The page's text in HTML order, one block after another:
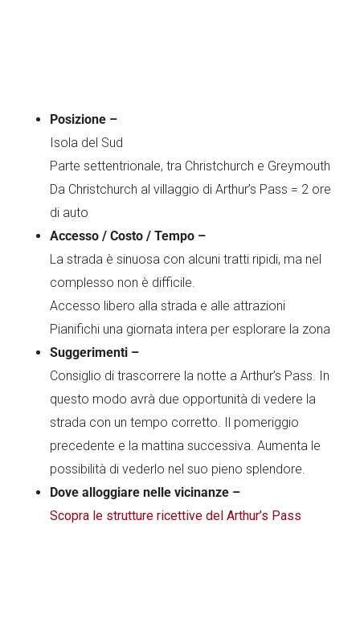
Posizione –
Isola del Sud
Parte settentrionale, tra Christchurch e Greymouth
Da Christchurch al villaggio di Arthur’s Pass = 2 ore
di auto
Accesso / Costo / Tempo –
La strada è sinuosa con alcuni tratti ripidi, ma nel
complesso non è difficile.
Accesso libero alla strada e alle attrazioni
Pianifichi una giornata intera per esplorare la zona
Suggerimenti –
Consiglio di trascorrere la notte a Arthur’s Pass. In
questo modo avrà due opportunità di vedere la
strada con un tempo corretto. Il pomeriggio
precedente e la mattina successiva. Aumenta le
possibilità di vederlo nel suo pieno splendore.
Dove alloggiare nelle vicinanze –
Scopra le strutture ricettive del Arthur’s Pass